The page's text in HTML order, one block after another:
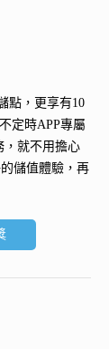
點，更享有10
定時APP專屬
，就不用擔心
儲值體驗，再